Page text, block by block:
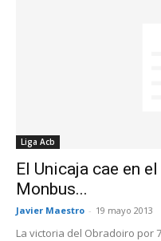
Liga Acb
El Unicaja cae en
Monbus...
Javier Maestro - 19 mayo 2013
La victoria del Obradoiro por